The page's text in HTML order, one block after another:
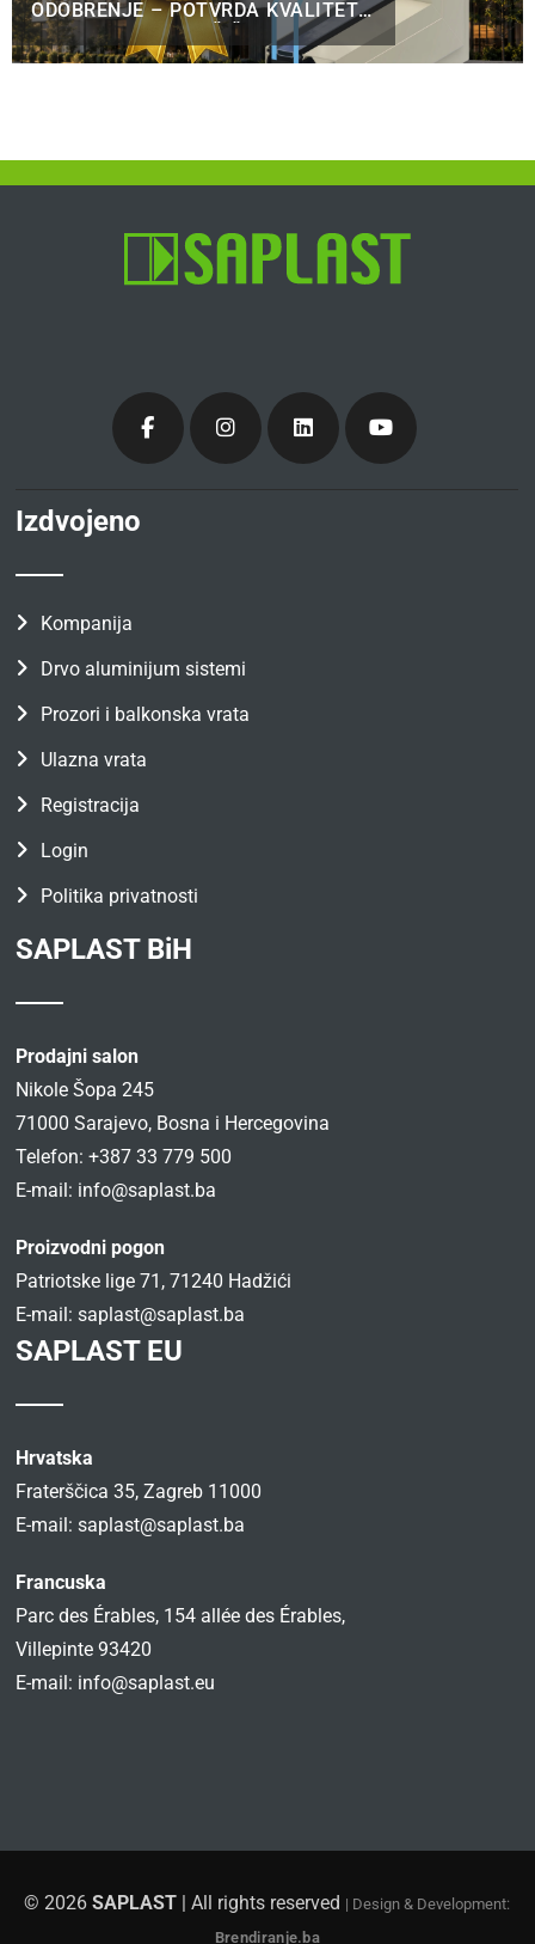
ODOBRENJE – POTVRDA KVALITETA
ZA FRANCUSKO TRŽIŠTE
Izdvojeno
Kompanija
Drvo aluminijum sistemi
Prozori i balkonska vrata
Ulazna vrata
Registracija
Login
Politika privatnosti
SAPLAST BiH
Prodajni salon
Nikole Šopa 245
71000 Sarajevo, Bosna i Hercegovina
Telefon: +387 33 779 500
E-mail: info@saplast.ba
Proizvodni pogon
Patriotske lige 71, 71240 Hadžići
E-mail:saplast@saplast.ba
SAPLAST EU
Hrvatska
Fraterščica 35, Zagreb 11000
E-mail:saplast@saplast.ba
Francuska
Parc des Érables, 154 allée des Érables,
Villepinte 93420
E-mail: info@saplast.eu
© 2026SAPLAST | All rights reserved | Design & Development:
Brendiranje.ba